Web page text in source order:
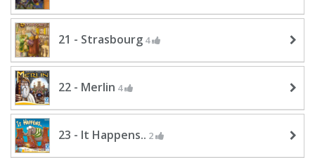
21 - Strasbourg 4
22 - Merlin 4
23 - It Happens.. 2